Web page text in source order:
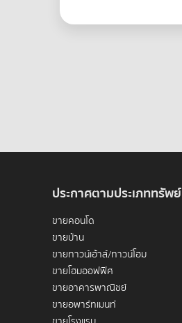
ประกาศตามประเภททรัพย์
ขายคอนโด
ขายบ้าน
ขายทาวน์เฮ้าส์/ทาวน์โฮม
ขายโฮมออฟฟิศ
ขายอาคารพาณิชย์
ขายอพาร์ทเมนท์